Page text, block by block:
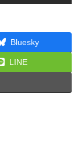
Bluesky
LINE